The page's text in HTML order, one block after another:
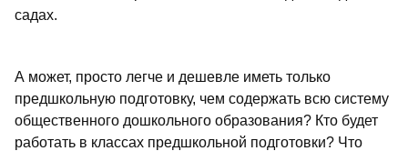
садах.
А может, просто легче и дешевле иметь только
предшкольную подготовку, чем содержать всю систему
общественного дошкольного образования? Кто будет
работать в классах предшкольной подготовки? Что